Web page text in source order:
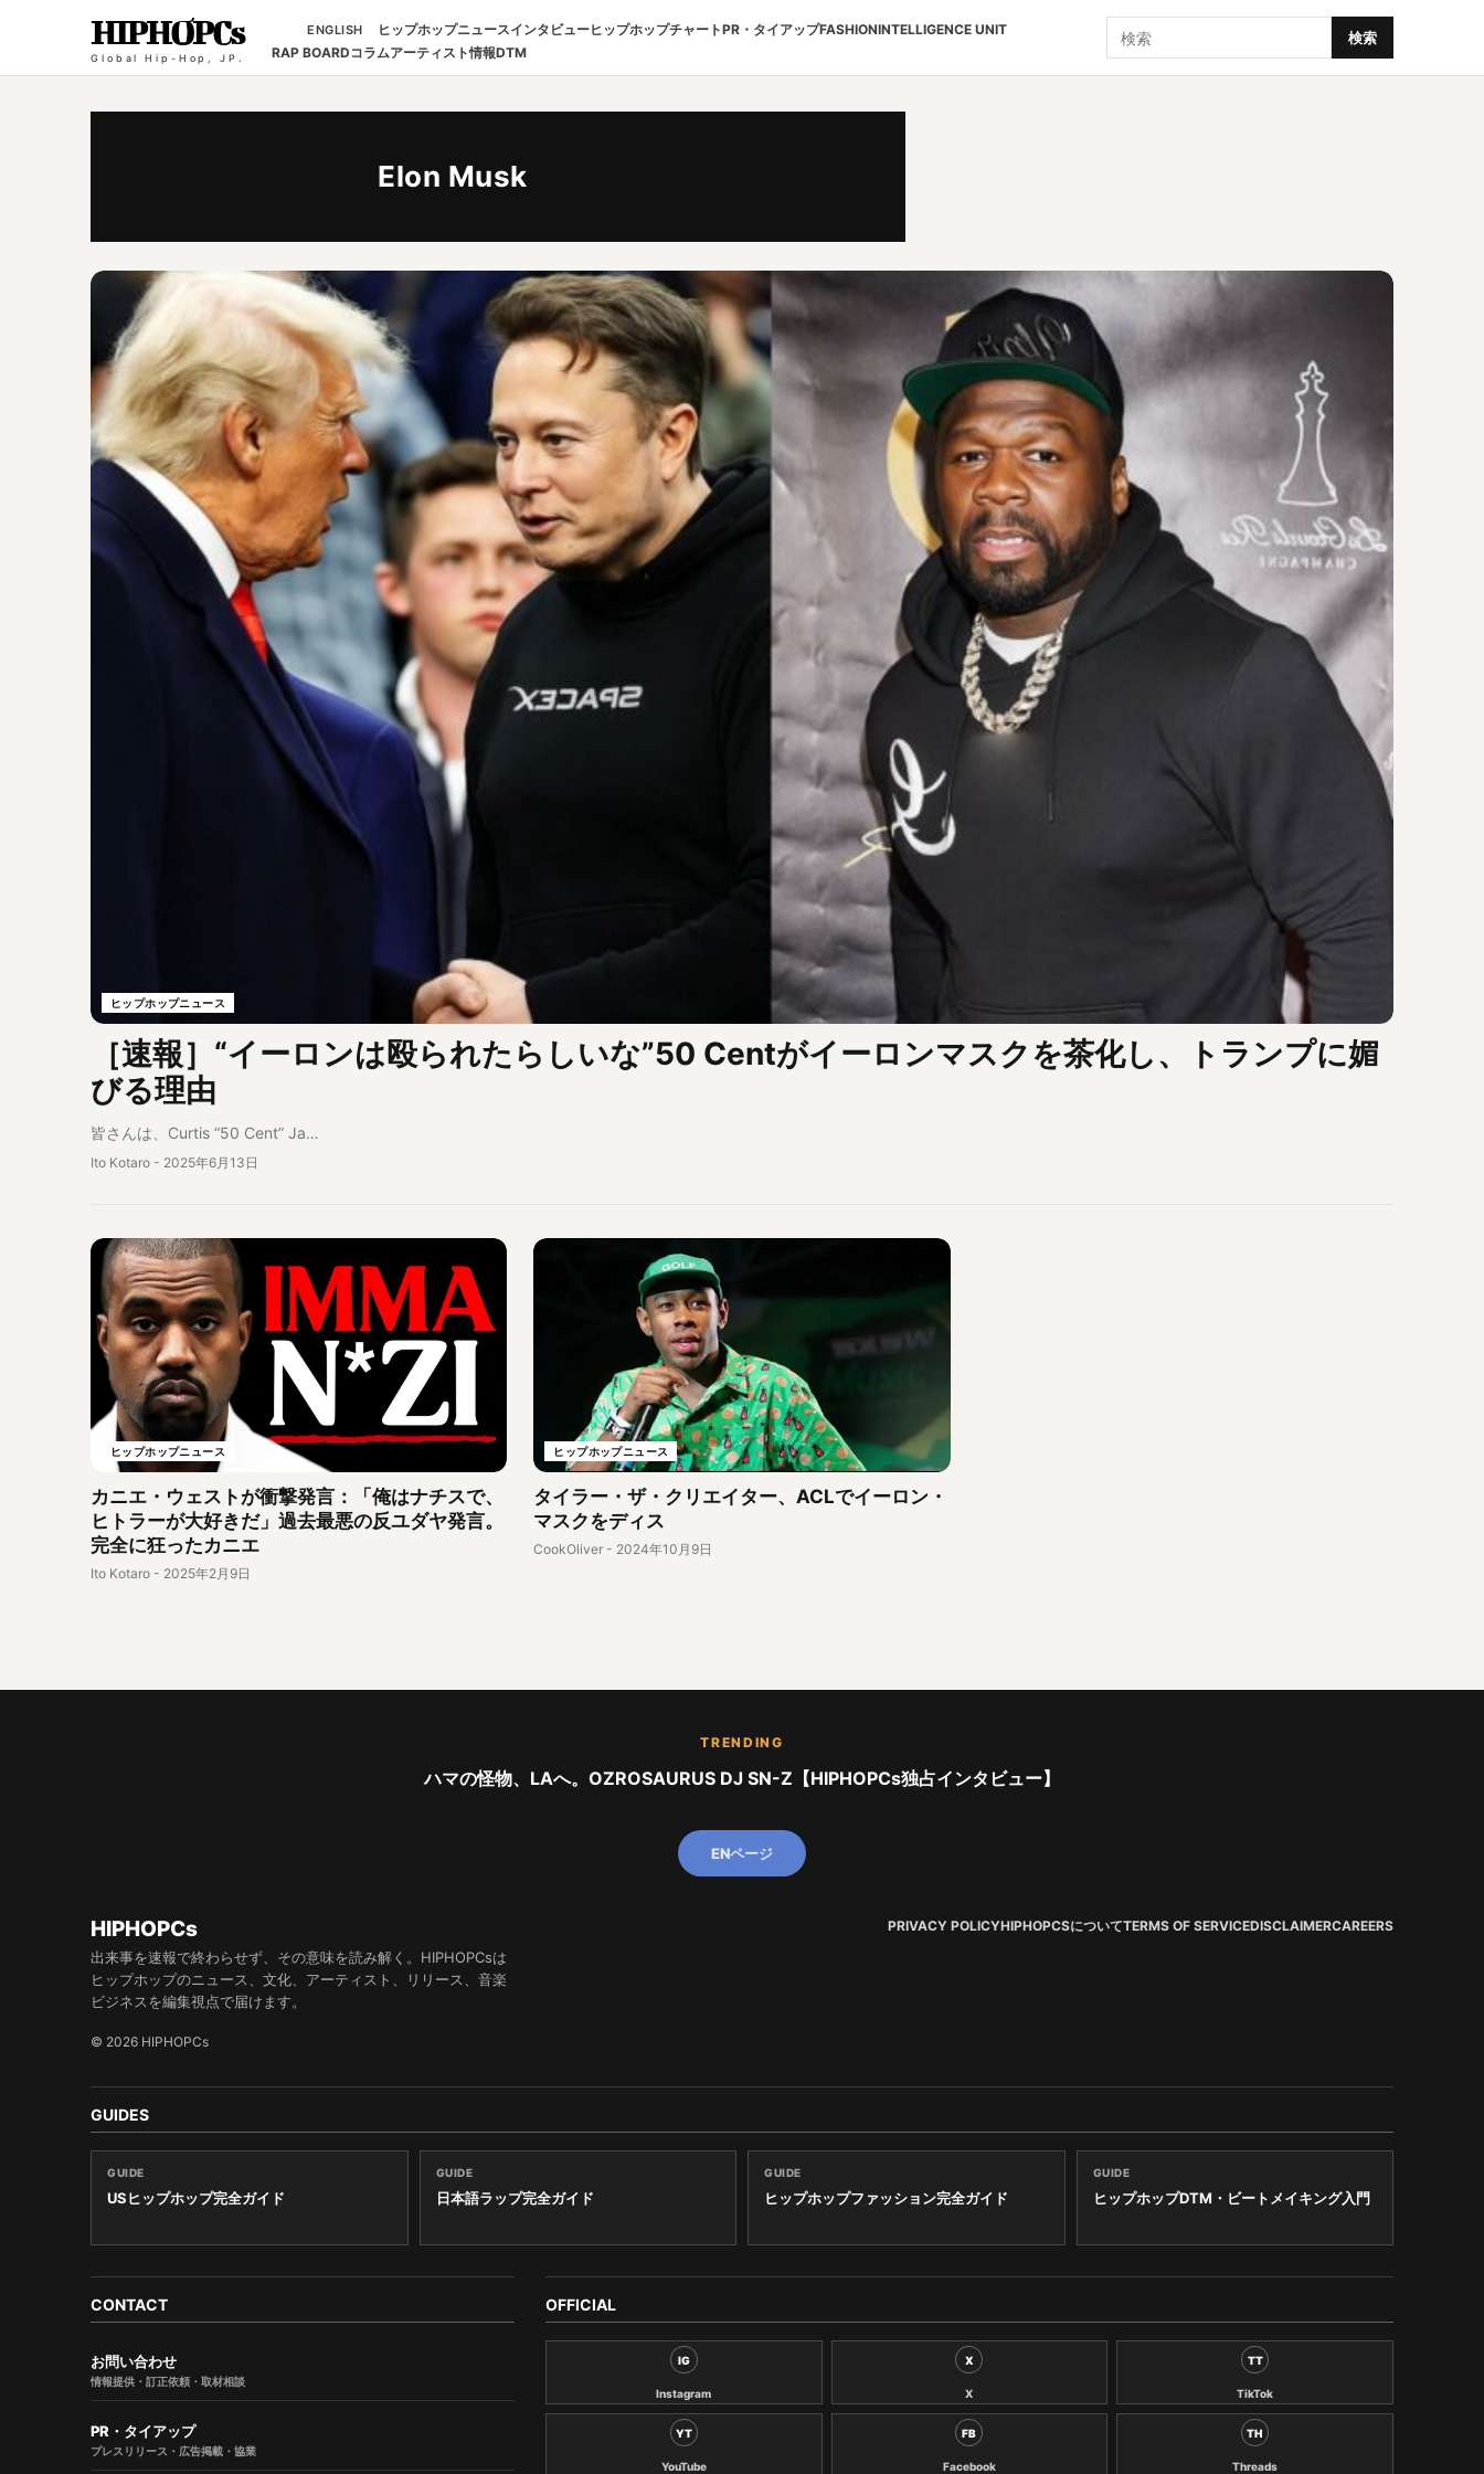
HIPHOPCs
Global Hip-Hop, JP.
ENGLISH ヒップホップニュースインタビューヒップホップチャートPR・タイアップFASHIONINTELLIGENCE UNIT
RAP BOARDコラムアーティスト情報DTM
検索 検索
Elon Musk
ヒップホップニュース
［速報］“イーロンは殴られたらしいな”50 Centがイーロンマスクを茶化し、トランプに媚
びる理由
皆さんは、Curtis “50 Cent” Ja…
Ito Kotaro - 2025年6月13日
ヒップホップニュース
カニエ・ウェストが衝撃発言：「俺はナチスで、
ヒトラーが大好きだ」過去最悪の反ユダヤ発言。
完全に狂ったカニエ
Ito Kotaro - 2025年2月9日
ヒップホップニュース
タイラー・ザ・クリエイター、ACLでイーロン・
マスクをディス
CookOliver - 2024年10月9日
TRENDING
ハマの怪物、LAへ。OZROSAURUS DJ SN-Z【HIPHOPCs独占インタビュー】
ENページ
HIPHOPCs
出来事を速報で終わらせず、その意味を読み解く。HIPHOPCsは
ヒップホップのニュース、文化、アーティスト、リリース、音楽
ビジネスを編集視点で届けます。
© 2026 HIPHOPCs
PRIVACY POLICYHIPHOPCSについてTERMS OF SERVICEDISCLAIMERCAREERS
GUIDES
GUIDE
USヒップホップ完全ガイド
GUIDE
日本語ラップ完全ガイド
GUIDE
ヒップホップファッション完全ガイド
GUIDE
ヒップホップDTM・ビートメイキング入門
CONTACT
お問い合わせ
情報提供・訂正依頼・取材相談
PR・タイアップ
プレスリリース・広告掲載・協業
OFFICIAL
IG
Instagram
X
X
TT
TikTok
YT
YouTube
FB
Facebook
TH
Threads